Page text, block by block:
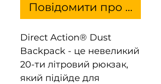
Повідомити про
Direct Action® Dust
Backpack - це невеликий
20-ти літровий рюкзак,
який підійде для